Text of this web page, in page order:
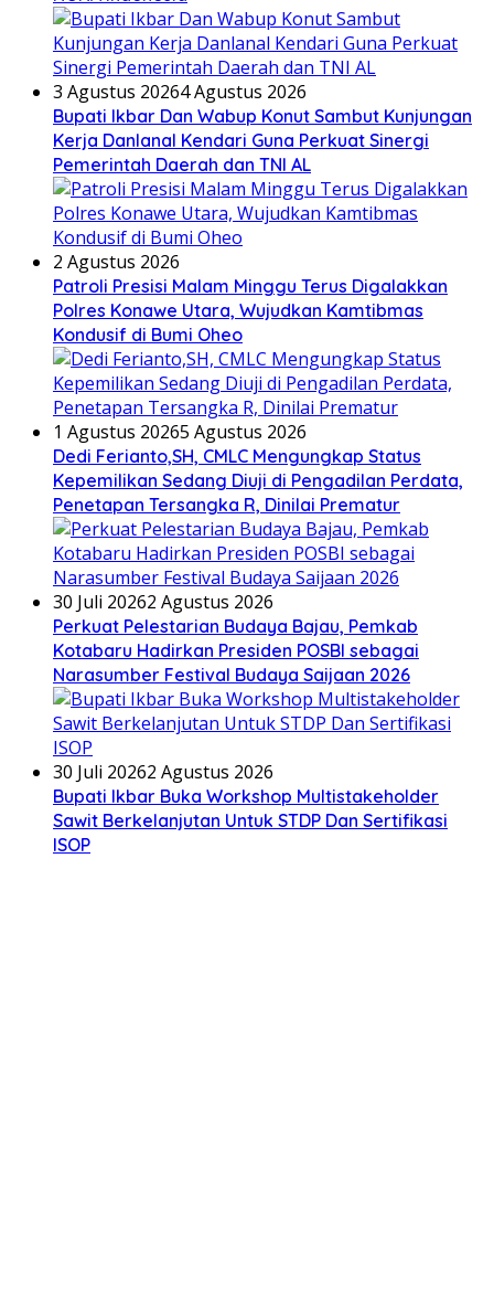
3 Agustus 20264 Agustus 2026
Bupati Ikbar Dan Wabup Konut Sambut Kunjungan
Kerja Danlanal Kendari Guna Perkuat Sinergi
Pemerintah Daerah dan TNI AL
2 Agustus 2026
Patroli Presisi Malam Minggu Terus Digalakkan
Polres Konawe Utara, Wujudkan Kamtibmas
Kondusif di Bumi Oheo
1 Agustus 20265 Agustus 2026
Dedi Ferianto,SH, CMLC Mengungkap Status
Kepemilikan Sedang Diuji di Pengadilan Perdata,
Penetapan Tersangka R, Dinilai Prematur
30 Juli 20262 Agustus 2026
Perkuat Pelestarian Budaya Bajau, Pemkab
Kotabaru Hadirkan Presiden POSBI sebagai
Narasumber Festival Budaya Saijaan 2026
30 Juli 20262 Agustus 2026
Bupati Ikbar Buka Workshop Multistakeholder
Sawit Berkelanjutan Untuk STDP Dan Sertifikasi
ISOP